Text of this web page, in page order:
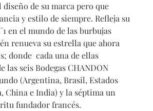
de su marca pero que
y estilo de siempre. Refleja su
en el mundo de las burbujas
renueva su estrella que ahora
donde cada una de ellas
las seis Bodegas CHANDON
(Argentina, Brasil, Estados
China e India) y la séptima un
fundador francés.